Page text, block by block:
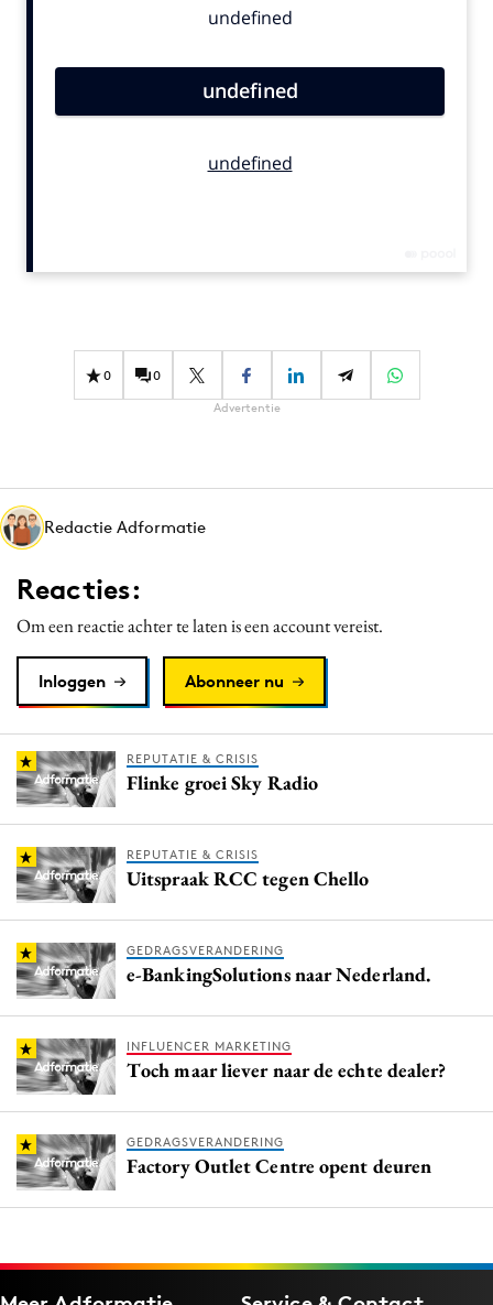
Contentmarketing
Effectiviteit
Gedragsverandering
Martech
Media
Merkstrategie
PR
Programmatic
Reputatie & crisis
0 0
Advertentie
Redactie Adformatie
Reacties:
Om een reactie achter te laten is een account vereist.
Inloggen Abonneer nu
REPUTATIE & CRISIS
Flinke groei Sky Radio
REPUTATIE & CRISIS
Uitspraak RCC tegen Chello
GEDRAGSVERANDERING
e-BankingSolutions naar Nederland.
INFLUENCER MARKETING
Toch maar liever naar de echte dealer?
GEDRAGSVERANDERING
Factory Outlet Centre opent deuren